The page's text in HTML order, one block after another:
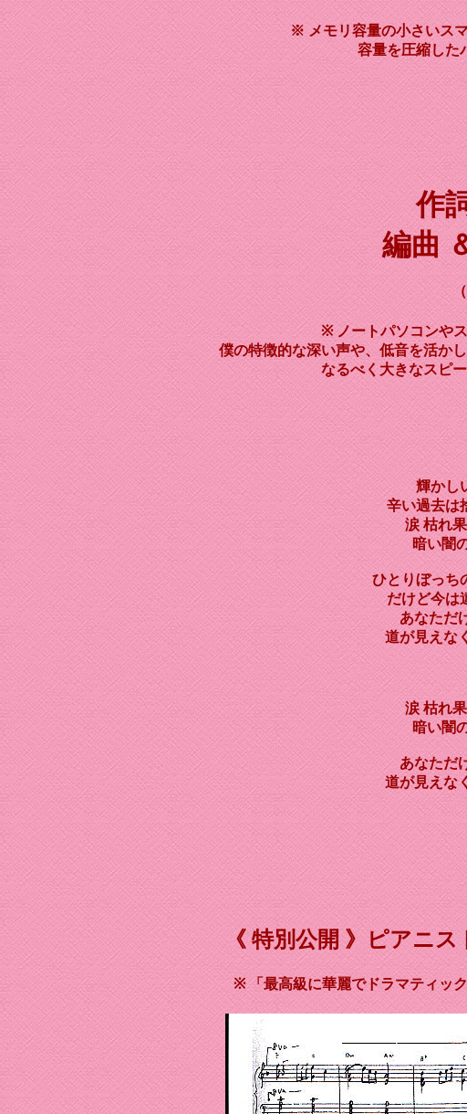
※ メモリ容量の小さいス
容量を圧縮した
作
編曲
※ ノートパソコンや
僕の特徴的な深い声や、低音を活か
なるべく大きなスピ
輝かし
辛い過去
涙 枯れ
暗い闇
ひとりぼっ
だけど今
あなただ
道が見え
涙 枯れ
暗い闇
あなた
道が見え
《 特別公開 》ピアニス
※ 「最高級に華麗でドラマティッ